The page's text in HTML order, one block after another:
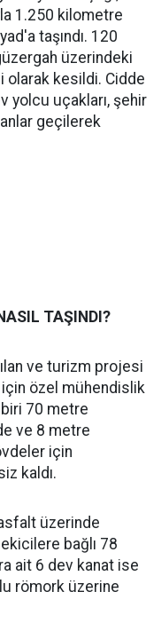
1.250 kilometre
taşındı. 120
üzerindeki
olarak kesildi. Cidde
yolcu uçakları, şehir
geçilerek
TAŞINDI?
ve turizm projesi
için özel mühendislik
70 metre
ve 8 metre
için
kaldı.
üzerinde
bağlı 78
ait 6 dev kanat ise
römork üzerine